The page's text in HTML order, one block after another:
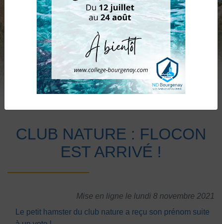
CLUB NATURE : FLOCON
EST ARRIVÉ !
Mise en ligne le lundi 8 novembre 2021
Le petit hamster du club nature a reçu son prénom suite